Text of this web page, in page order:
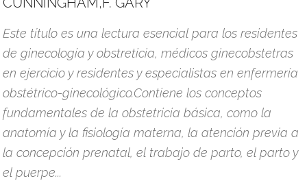
Este título es una lectura esencial para los residentes
de ginecología y obstreticia, médicos ginecobstetras
en ejercicio y residentes y especialistas en enfermería
obstétrico-ginecológico.Contiene los conceptos
fundamentales de la obstetricia básica, como la
anatomía y la fisiología materna, la atención previa a
la concepción prenatal, el trabajo de parto, el parto y
el puerpe...